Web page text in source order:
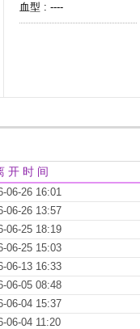
血型 : ----
开 时 间
06-26 16:01
06-26 13:57
06-25 18:19
06-25 15:03
06-13 16:33
06-05 08:48
06-04 15:37
06-04 11:20